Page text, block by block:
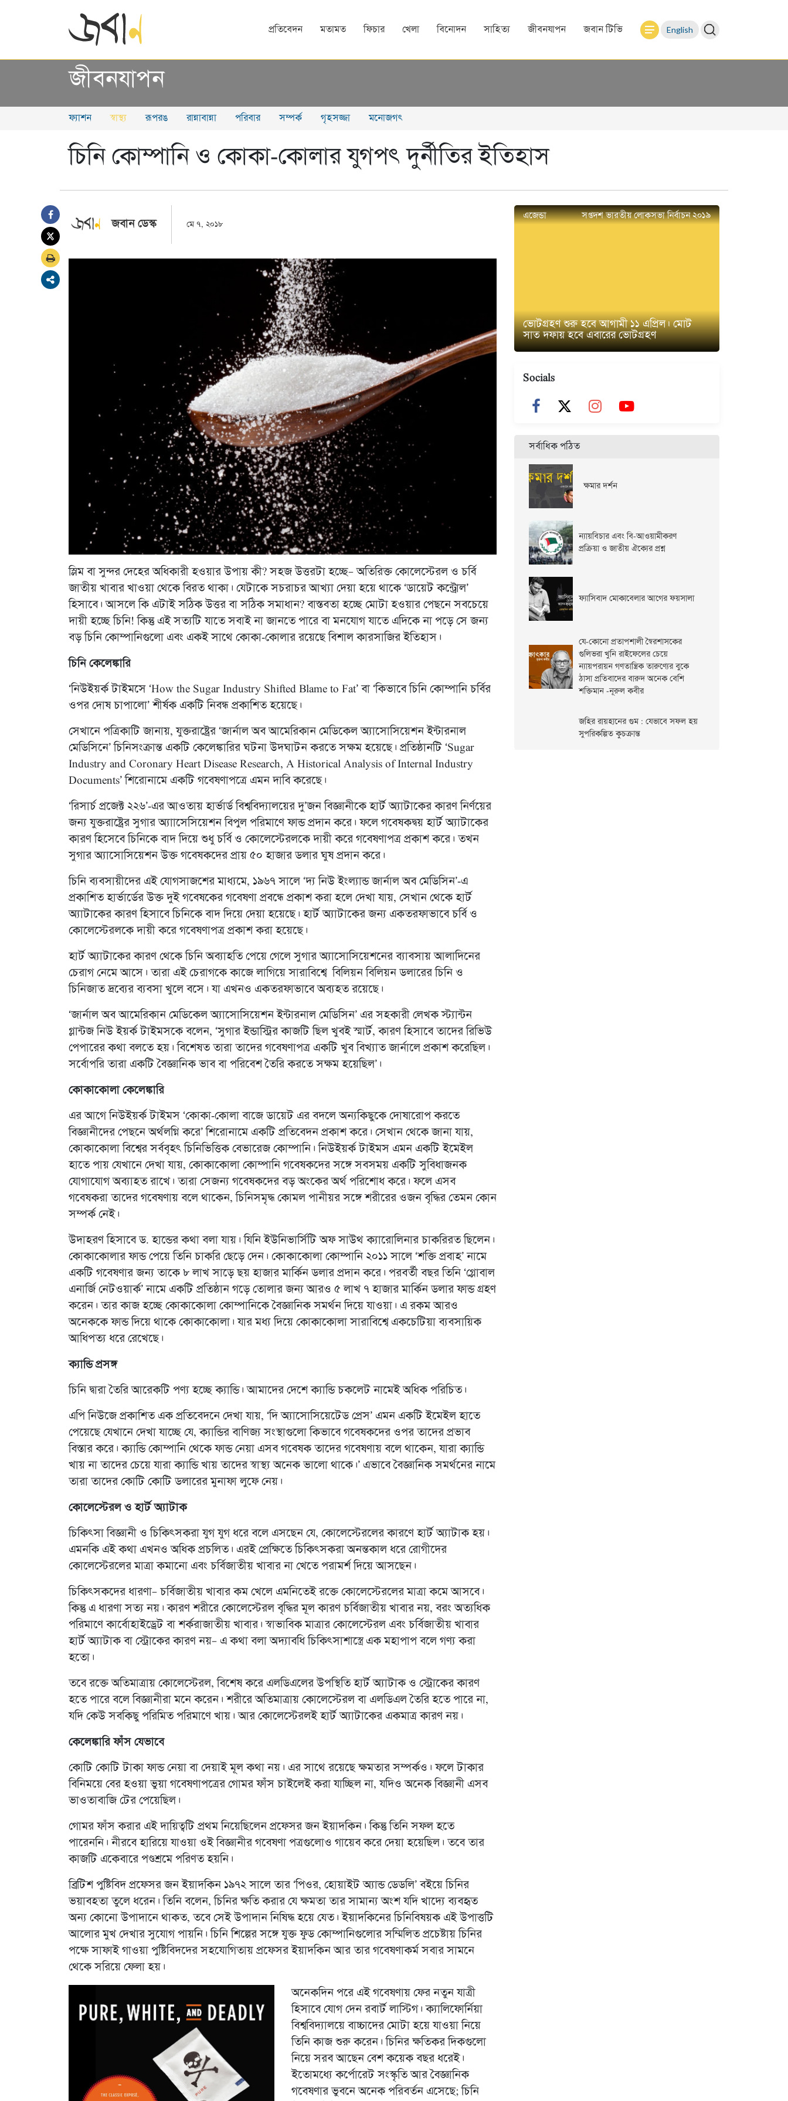
প্রতিবেদন মতামত ফিচার খেলা বিনোদন সাহিত্য জীবনযাপন জবান টিভি English
জীবনযাপন
ফ্যাশন স্বাস্থ্য রূপরঙ রান্নাবান্না পরিবার সম্পর্ক গৃহসজ্জা মনোজগৎ
চিনি কোম্পানি ও কোকা-কোলার যুগপৎ দুর্নীতির ইতিহাস
জবান ডেস্ক মে ৭, ২০১৮
স্লিম বা সুন্দর দেহের অধিকারী হওয়ার উপায় কী? সহজ উত্তরটা হচ্ছে– অতিরিক্ত কোলেস্টেরল ও চর্বি
জাতীয় খাবার খাওয়া থেকে বিরত থাকা। যেটাকে সচরাচর আখ্যা দেয়া হয়ে থাকে ‘ডায়েট কন্ট্রোল’
হিসাবে। আসলে কি এটাই সঠিক উত্তর বা সঠিক সমাধান? বাস্তবতা হচ্ছে মোটা হওয়ার পেছনে সবচেয়ে
দায়ী হচ্ছে চিনি! কিন্তু এই সত্যটি যাতে সবাই না জানতে পারে বা মনযোগ যাতে এদিকে না পড়ে সে জন্য
বড় চিনি কোম্পানিগুলো এবং একই সাথে কোকা-কোলার রয়েছে বিশাল কারসাজির ইতিহাস।
চিনি কেলেঙ্কারি
‘নিউইয়র্ক টাইমসে ‘How the Sugar Industry Shifted Blame to Fat’ বা ‘কিভাবে চিনি কোম্পানি চর্বির
ওপর দোষ চাপালো’ শীর্ষক একটি নিবন্ধ প্রকাশিত হয়েছে।
সেখানে পত্রিকাটি জানায়, যুক্তরাষ্ট্রের ‘জার্নাল অব আমেরিকান মেডিকেল অ্যাসোসিয়েশন ইন্টারনাল
মেডিসিনে’ চিনিসংক্রান্ত একটি কেলেঙ্কারির ঘটনা উদঘাটন করতে সক্ষম হয়েছে। প্রতিষ্ঠানটি ‘Sugar
Industry and Coronary Heart Disease Research, A Historical Analysis of Internal Industry
Documents’ শিরোনামে একটি গবেষণাপত্রে এমন দাবি করেছে।
‘রিসার্চ প্রজেক্ট ২২৬’-এর আওতায় হার্ভার্ড বিশ্ববিদ্যালয়ের দু’জন বিজ্ঞানীকে হার্ট অ্যাটাকের কারণ নির্ণয়ের
জন্য যুক্তরাষ্ট্রের সুগার অ্যাাসেসিয়েশন বিপুল পরিমাণে ফান্ড প্রদান করে। ফলে গবেষকদ্বয় হার্ট অ্যাটাকের
কারণ হিসেবে চিনিকে বাদ দিয়ে শুধু চর্বি ও কোলেস্টেরলকে দায়ী করে গবেষণাপত্র প্রকাশ করে। তখন
সুগার অ্যাসোসিয়েশন উক্ত গবেষকদের প্রায় ৫০ হাজার ডলার ঘুষ প্রদান করে।
চিনি ব্যবসায়ীদের এই যোগসাজশের মাধ্যমে, ১৯৬৭ সালে ‘দ্য নিউ ইংল্যান্ড জার্নাল অব মেডিসিন’-এ
প্রকাশিত হার্ভার্ডের উক্ত দুই গবেষকের গবেষণা প্রবন্ধে প্রকাশ করা হলে দেখা যায়, সেখান থেকে হার্ট
অ্যাটাকের কারণ হিসাবে চিনিকে বাদ দিয়ে দেয়া হয়েছে। হার্ট অ্যাটাকের জন্য একতরফাভাবে চর্বি ও
কোলেস্টেরলকে দায়ী করে গবেষণাপত্র প্রকাশ করা হয়েছে।
হার্ট অ্যাটাকের কারণ থেকে চিনি অব্যাহতি পেয়ে গেলে সুগার অ্যাসোসিয়েশনের ব্যাবসায় আলাদিনের
চেরাগ নেমে আসে। তারা এই চেরাগকে কাজে লাগিয়ে সারাবিশ্বে বিলিয়ন বিলিয়ন ডলারের চিনি ও
চিনিজাত দ্রব্যের ব্যবসা খুলে বসে। যা এখনও একতরফাভাবে অব্যহত রয়েছে।
‘জার্নাল অব আমেরিকান মেডিকেল অ্যাসোসিয়েশন ইন্টারনাল মেডিসিন’ এর সহকারী লেখক স্ট্যান্টন
গ্লান্টজ নিউ ইয়র্ক টাইমসকে বলেন, ‘সুগার ইন্ডাস্ট্রির কাজটি ছিল খুবই স্মার্ট, কারণ হিসাবে তাদের রিভিউ
পেপারের কথা বলতে হয়। বিশেষত তারা তাদের গবেষণাপত্র একটি খুব বিখ্যাত জার্নালে প্রকাশ করেছিল।
সর্বোপরি তারা একটি বৈজ্ঞানিক ভাব বা পরিবেশ তৈরি করতে সক্ষম হয়েছিল’।
কোকাকোলা কেলেঙ্কারি
এর আগে নিউইয়র্ক টাইমস ‘কোকা-কোলা বাজে ডায়েট এর বদলে অন্যকিছুকে দোষারোপ করতে
বিজ্ঞানীদের পেছনে অর্থলগ্নি করে’ শিরোনামে একটি প্রতিবেদন প্রকাশ করে। সেখান থেকে জানা যায়,
কোকাকোলা বিশ্বের সর্ববৃহৎ চিনিভিত্তিক বেভারেজ কোম্পানি। নিউইয়র্ক টাইমস এমন একটি ইমেইল
হাতে পায় যেখানে দেখা যায়, কোকাকোলা কোম্পানি গবেষকদের সঙ্গে সবসময় একটি সুবিধাজনক
যোগাযোগ অব্যাহত রাখে। তারা সেজন্য গবেষকদের বড় অংকের অর্থ পরিশোধ করে। ফলে এসব
গবেষকরা তাদের গবেষণায় বলে থাকেন, চিনিসমৃদ্ধ কোমল পানীয়র সঙ্গে শরীরের ওজন বৃদ্ধির তেমন কোন
সম্পর্ক নেই।
উদাহরণ হিসাবে ড. হান্ডের কথা বলা যায়। যিনি ইউনিভার্সিটি অফ সাউথ ক্যারোলিনার চাকরিরত ছিলেন।
কোকাকোলার ফান্ড পেয়ে তিনি চাকরি ছেড়ে দেন। কোকাকোলা কোম্পানি ২০১১ সালে ‘শক্তি প্রবাহ’ নামে
একটি গবেষণার জন্য তাকে ৮ লাখ সাড়ে ছয় হাজার মার্কিন ডলার প্রদান করে। পরবর্তী বছর তিনি ‘গ্লোবাল
এনার্জি নেটওয়ার্ক’ নামে একটি প্রতিষ্ঠান গড়ে তোলার জন্য আরও ৫ লাখ ৭ হাজার মার্কিন ডলার ফান্ড গ্রহণ
করেন। তার কাজ হচ্ছে কোকাকোলা কোম্পানিকে বৈজ্ঞানিক সমর্থন দিয়ে যাওয়া। এ রকম আরও
অনেককে ফান্ড দিয়ে থাকে কোকাকোলা। যার মধ্য দিয়ে কোকাকোলা সারাবিশ্বে একচেটিয়া ব্যবসায়িক
আধিপত্য ধরে রেখেছে।
ক্যান্ডি প্রসঙ্গ
চিনি দ্বারা তৈরি আরেকটি পণ্য হচ্ছে ক্যান্ডি। আমাদের দেশে ক্যান্ডি চকলেট নামেই অধিক পরিচিত।
এপি নিউজে প্রকাশিত এক প্রতিবেদনে দেখা যায়, ‘দি অ্যাসোসিয়েটেড প্রেস’ এমন একটি ইমেইল হাতে
পেয়েছে যেখানে দেখা যাচ্ছে যে, ক্যান্ডির বাণিজ্য সংস্থাগুলো কিভাবে গবেষকদের ওপর তাদের প্রভাব
বিস্তার করে। ক্যান্ডি কোম্পানি থেকে ফান্ড নেয়া এসব গবেষক তাদের গবেষণায় বলে থাকেন, যারা ক্যান্ডি
খায় না তাদের চেয়ে যারা ক্যান্ডি খায় তাদের স্বাস্থ্য অনেক ভালো থাকে।’ এভাবে বৈজ্ঞানিক সমর্থনের নামে
তারা তাদের কোটি কোটি ডলারের মুনাফা লুফে নেয়।
কোলেস্টেরল ও হার্ট অ্যাটাক
চিকিৎসা বিজ্ঞানী ও চিকিৎসকরা যুগ যুগ ধরে বলে এসছেন যে, কোলেস্টেরলের কারণে হার্ট অ্যাটাক হয়।
এমনকি এই কথা এখনও অধিক প্রচলিত। এরই প্রেক্ষিতে চিকিৎসকরা অনন্তকাল ধরে রোগীদের
কোলেস্টেরলের মাত্রা কমানো এবং চর্বিজাতীয় খাবার না খেতে পরামর্শ দিয়ে আসছেন।
চিকিৎসকদের ধারণা– চর্বিজাতীয় খাবার কম খেলে এমনিতেই রক্তে কোলেস্টেরলের মাত্রা কমে আসবে।
কিন্তু এ ধারণা সত্য নয়। কারণ শরীরে কোলেস্টেরল বৃদ্ধির মূল কারণ চর্বিজাতীয় খাবার নয়, বরং অত্যধিক
পরিমাণে কার্বোহাইড্রেট বা শর্করাজাতীয় খাবার। স্বাভাবিক মাত্রার কোলেস্টেরল এবং চর্বিজাতীয় খাবার
হার্ট অ্যাটাক বা স্ট্রোকের কারণ নয়– এ কথা বলা অদ্যাবধি চিকিৎসাশাস্ত্রে এক মহাপাপ বলে গণ্য করা
হতো।
তবে রক্তে অতিমাত্রায় কোলেস্টেরল, বিশেষ করে এলডিএলের উপস্থিতি হার্ট অ্যাটাক ও স্ট্রোকের কারণ
হতে পারে বলে বিজ্ঞানীরা মনে করেন। শরীরে অতিমাত্রায় কোলেস্টেরল বা এলডিএল তৈরি হতে পারে না,
যদি কেউ সবকিছু পরিমিত পরিমাণে খায়। আর কোলেস্টেরলই হার্ট অ্যাটাকের একমাত্র কারণ নয়।
কেলেঙ্কারি ফাঁস যেভাবে
কোটি কোটি টাকা ফান্ড নেয়া বা দেয়াই মূল কথা নয়। এর সাথে রয়েছে ক্ষমতার সম্পর্কও। ফলে টাকার
বিনিময়ে বের হওয়া ভুয়া গবেষণাপত্রের গোমর ফাঁস চাইলেই করা যাচ্ছিল না, যদিও অনেক বিজ্ঞানী এসব
ভাওতাবাজি টের পেয়েছিল।
গোমর ফাঁস করার এই দায়িত্বটি প্রথম নিয়েছিলেন প্রফেসর জন ইয়াদকিন। কিন্তু তিনি সফল হতে
পারেননি। নীরবে হারিয়ে যাওয়া ওই বিজ্ঞানীর গবেষণা পত্রগুলোও গায়েব করে দেয়া হয়েছিল। তবে তার
কাজটি একেবারে পণ্ডশ্রমে পরিণত হয়নি।
ব্রিটিশ পুষ্টিবিদ প্রফেসর জন ইয়াদকিন ১৯৭২ সালে তার ‘পিওর, হোয়াইট অ্যান্ড ডেডলি’ বইয়ে চিনির
ভয়াবহতা তুলে ধরেন। তিনি বলেন, চিনির ক্ষতি করার যে ক্ষমতা তার সামান্য অংশ যদি খাদ্যে ব্যবহৃত
অন্য কোনো উপাদানে থাকত, তবে সেই উপাদান নিষিদ্ধ হয়ে যেত। ইয়াদকিনের চিনিবিষয়ক এই উপাত্তটি
আলোর মুখ দেখার সুযোগ পায়নি। চিনি শিল্পের সঙ্গে যুক্ত ফুড কোম্পানিগুলোর সম্মিলিত প্রচেষ্টায় চিনির
পক্ষে সাফাই গাওয়া পুষ্টিবিদদের সহযোগিতায় প্রফেসর ইয়াদকিন আর তার গবেষণাকর্ম সবার সামনে
থেকে সরিয়ে ফেলা হয়।
অনেকদিন পরে এই গবেষণায় ফের নতুন যাত্রী
হিসাবে যোগ দেন রবার্ট লাস্টিগ। ক্যালিফোর্নিয়া
বিশ্ববিদ্যালয়ে বাচ্চাদের মোটা হয়ে যাওয়া নিয়ে
তিনি কাজ শুরু করেন। চিনির ক্ষতিকর দিকগুলো
নিয়ে সরব আছেন বেশ কয়েক বছর ধরেই।
ইতোমধ্যে কর্পোরেট সংস্কৃতি আর বৈজ্ঞানিক
গবেষণার ভুবনে অনেক পরিবর্তন এসেছে; চিনি
এজেন্ডা সপ্তদশ ভারতীয় লোকসভা নির্বাচন ২০১৯
ভোটগ্রহণ শুরু হবে আগামী ১১ এপ্রিল। মোট
সাত দফায় হবে এবারের ভোটগ্রহণ
Socials
সর্বাধিক পঠিত
ক্ষমার দর্শন
ন্যায়বিচার এবং বি-আওয়ামীকরণ
প্রক্রিয়া ও জাতীয় ঐক্যের প্রশ্ন
ফ্যাসিবাদ মোকাবেলার আগের ফয়সালা
যে-কোনো প্রতাপশালী স্বৈরশাসকের
গুলিভরা খুনি রাইফেলের চেয়ে
ন্যায়পরায়ন গণতান্ত্রিক তারুণ্যের বুকে
ঠাসা প্রতিবাদের বারুদ অনেক বেশি
শক্তিমান -নূরুল কবীর
জহির রায়হানের গুম : যেভাবে সফল হয়
সুপরিকল্পিত কুচক্রান্ত